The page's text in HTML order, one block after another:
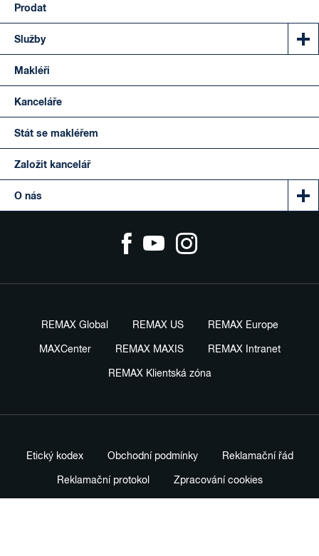
Prodat
Služby
Makléři
Kanceláře
Stát se makléřem
Založit kancelář
O nás
REMAX Global REMAX US REMAX Europe
MAXCenter REMAX MAXIS REMAX Intranet
REMAX Klientská zóna
Etický kodex Obchodní podmínky Reklamační řád
Reklamační protokol Zpracování cookies